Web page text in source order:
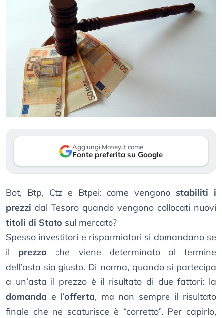
Aggiungi Money.it come
Fonte preferita su Google
Bot, Btp, Ctz e Btpei: come vengono stabiliti i
prezzi dal Tesoro quando vengono collocati nuovi
titoli di Stato sul mercato?
Spesso investitori e risparmiatori si domandano se
il prezzo che viene determinato al termine
dell’asta sia giusto. Di norma, quando si partecipa
a un’asta il prezzo è il risultato di due fattori: la
domanda e l’offerta, ma non sempre il risultato
finale che ne scaturisce è “corretto”. Per capirlo,